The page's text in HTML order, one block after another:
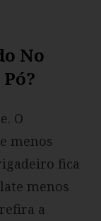
No
O
menos
fica
menos
a